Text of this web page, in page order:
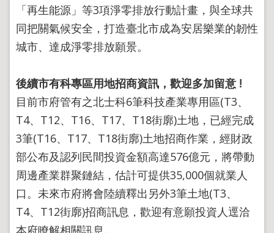
合
資
網
覽
回
首
頁
English
陳
「再生能源」等3項淨零排放行動計畫，與全球共
同把關氣候安全，打造臺北市成為安居樂業的韌性
城市、達成淨零排放願景。
後續市有科專區用地招商資訊，歡迎多加留意 !
目前市府管有之北士科6筆科技產業專用區(T3、
T4、T12、T16、T17、T18街廓)土地，已經完成
3筆(T16、T17、T18街廓)土地招商作業，經財政
部公布及認列民間投資金額高達576億元，將帶動
周邊產業群聚鏈結，估計可提供35,000個就業人
口。未來市府將會陸續釋出另外3筆土地(T3、
T4、T12街廓)招商訊息，歡迎有意願投資人逕洽
本府瞭解相關訊息。